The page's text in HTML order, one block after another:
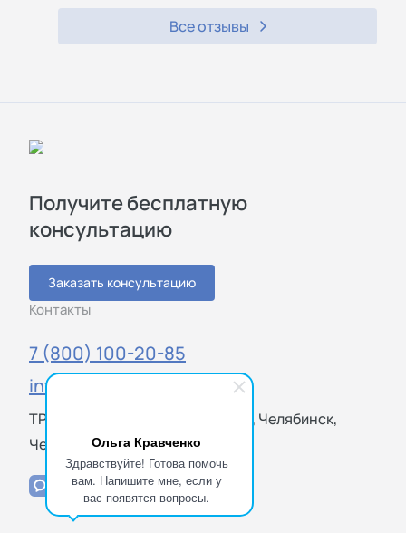
Ольга Кравченко
Здравствуйте! Готова помочь
вам. Напишите мне, если у
вас появятся вопросы.
Все отзывы
Получите бесплатную
консультацию
Заказать консультацию
Контакты
7 (800) 100-20-85
info@sigmatest.ru
ТРЦ "Фокус", Молдавская ул., 16, Челябинск,
Челябинская обл., 454021